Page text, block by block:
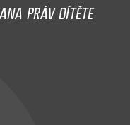
PRÁV DÍTĚTE